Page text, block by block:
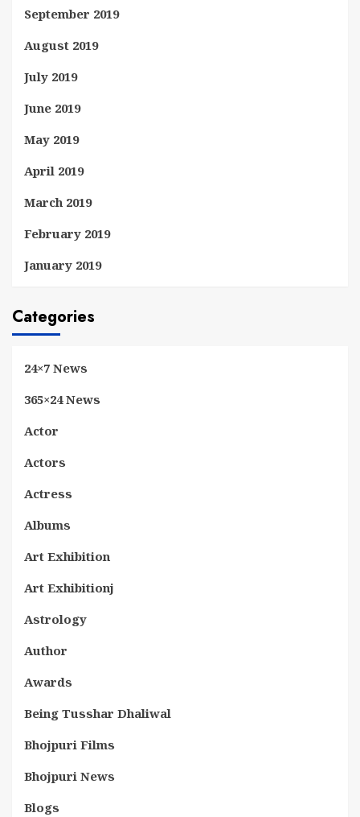
September 2019
August 2019
July 2019
June 2019
May 2019
April 2019
March 2019
February 2019
January 2019
Categories
24×7 News
365×24 News
Actor
Actors
Actress
Albums
Art Exhibition
Art Exhibitionj
Astrology
Author
Awards
Being Tusshar Dhaliwal
Bhojpuri Films
Bhojpuri News
Blogs